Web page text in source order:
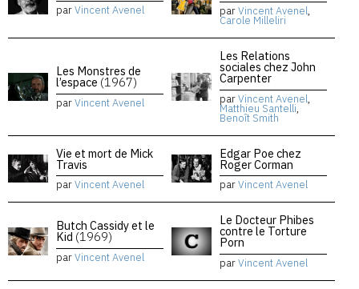
parVincent Avenel parVincent Avenel,
Carole Milleliri
Les Monstres de
l’espace (1967)
parVincent Avenel
Les Relations
sociales chez John
Carpenter
parVincent Avenel,
Matthieu Santelli,
Benoît Smith
Vie et mort de Mick
Travis
parVincent Avenel
Edgar Poe chez
Roger Corman
parVincent Avenel
Butch Cassidy et le
Kid (1969)
parVincent Avenel
Le Docteur Phibes
contre le Torture
Porn
parVincent Avenel